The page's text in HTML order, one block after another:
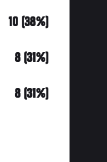
10 (38%)
8 (31%)
8 (31%)